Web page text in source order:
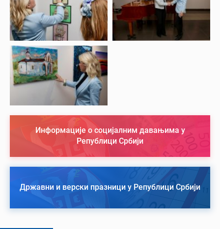
Информације о социјалним давањима у
Републици Србији
Државни и верски празници у Републици Србији